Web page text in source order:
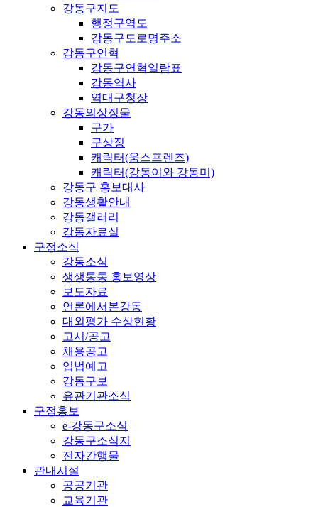
강동구지도
행정구역도
강동구도로명주소
강동구연혁
강동구연혁일람표
강동역사
역대구청장
강동의상징물
구가
구상징
캐릭터(움스프렌즈)
캐릭터(강동이와 강동미)
강동구 홍보대사
강동생활안내
강동갤러리
강동자료실
구정소식
강동소식
생생통통 홍보영상
보도자료
언론에서본강동
대외평가 수상현황
고시/공고
채용공고
입법예고
강동구보
유관기관소식
구정홍보
e-강동구소식
강동구소식지
전자간행물
관내시설
공공기관
교육기관